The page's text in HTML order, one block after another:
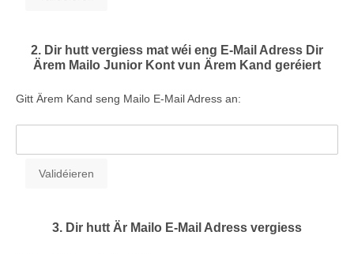
2. Dir hutt vergiess mat wéi eng E-Mail Adress Dir
Ärem Mailo Junior Kont vun Ärem Kand geréiert
Gitt Ärem Kand seng Mailo E-Mail Adress an:
3. Dir hutt Är Mailo E-Mail Adress vergiess